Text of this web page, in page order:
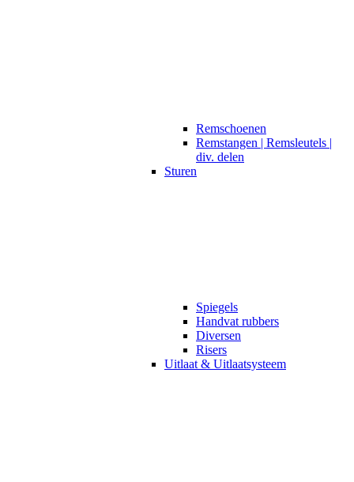
Remschoenen
Remstangen | Remsleutels |
div. delen
Sturen
Spiegels
Handvat rubbers
Diversen
Risers
Uitlaat & Uitlaatsysteem